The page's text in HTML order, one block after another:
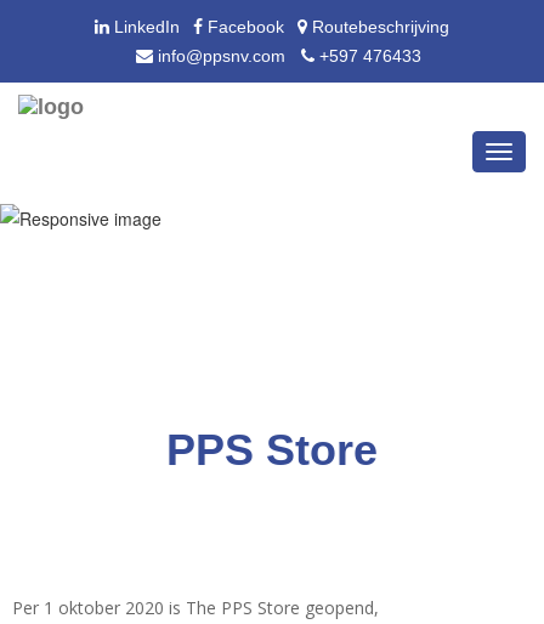
LinkedIn Facebook
Routebeschrijving
info@ppsnv.com
+597 476433
PPS Store
Per 1 oktober 2020 is The PPS Store geopend,